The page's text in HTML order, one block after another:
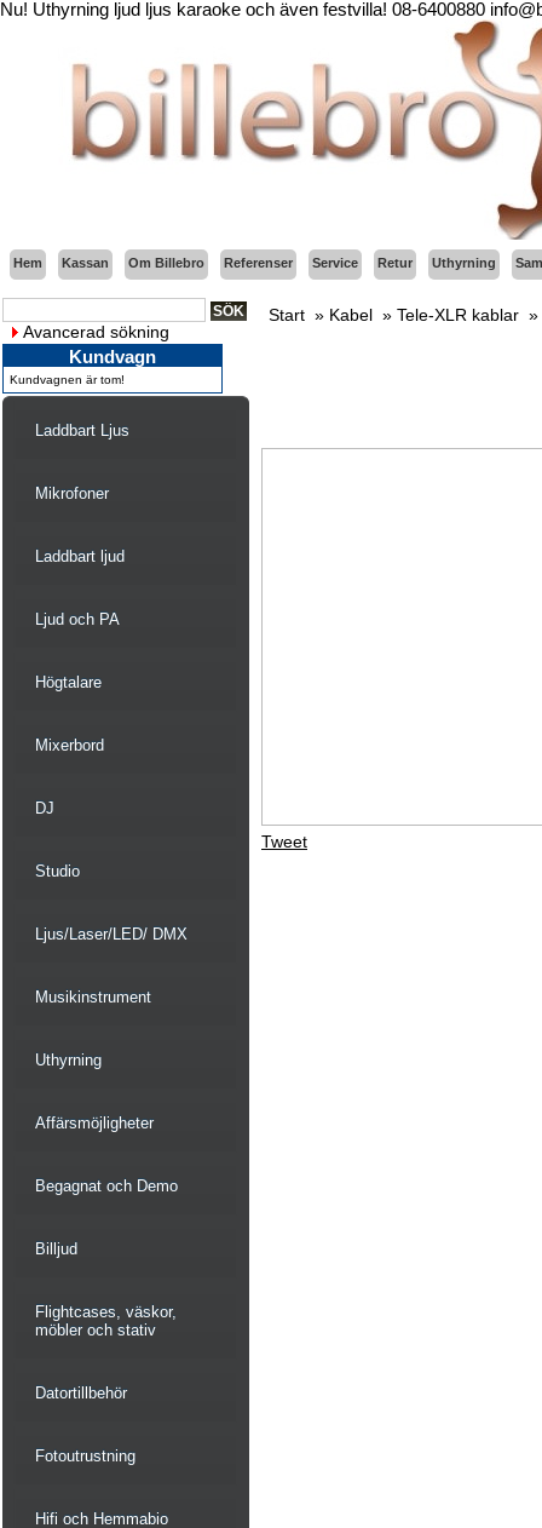
Nu! Uthyrning ljud ljus karaoke och även festvilla! 08-6400880
Hem Kassan Om Billebro Referenser Service Retur Uthyrning
Avancerad sökning
Kundvagn
Kundvagnen är tom!
Laddbart Ljus
Mikrofoner
Laddbart ljud
Ljud och PA
Högtalare
Mixerbord
DJ
Studio
Ljus/Laser/LED/ DMX
Musikinstrument
Uthyrning
Affärsmöjligheter
Begagnat och Demo
Billjud
Flightcases, väskor,
möbler och stativ
Datortillbehör
Fotoutrustning
Hifi och Hemmabio
Start » Kabel » Tele-XLR kablar »
Tweet